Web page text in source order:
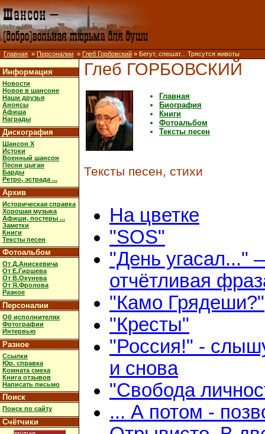
Главная » Персоналии » Глеб Горбовский » Бегут, спешат... Трясутся животы
Информация
Новости
Новое в шансоне
Наши друзья
Анонсы
Афиша
Награды
Дискография
Шансон X
Истоки
Военный шансон
Песни цыган
Барды
Ретро, эстрада ...
Архив
Историческая справка
Хорошая музыка
Афиши, постеры ...
Заметки
Книги
Тексты песен
Фотоальбом
От Д.Анискевича
От Е.Гиршева
От В.Окунева
От Я.Фролова
Разное
Персоналии
Об исполнителях
Фотографии
Интервью
Разное
Ссылки
Юр. справка
Комната смеха
Книга отзывов
Написать письмо
Поиск
Поиск по сайту
Счётчики
Глеб ГОРБОВСКИЙ
Главная
Биография
Книги
Фотоальбом
Тексты песен
Тексты песен, стихи
На цветке
"SOS"
"День угасал..."
отчётливая
"Камо Грядеши?"
"Кресты"
"Россия!" -
и снова
"Свобода
... А потом -